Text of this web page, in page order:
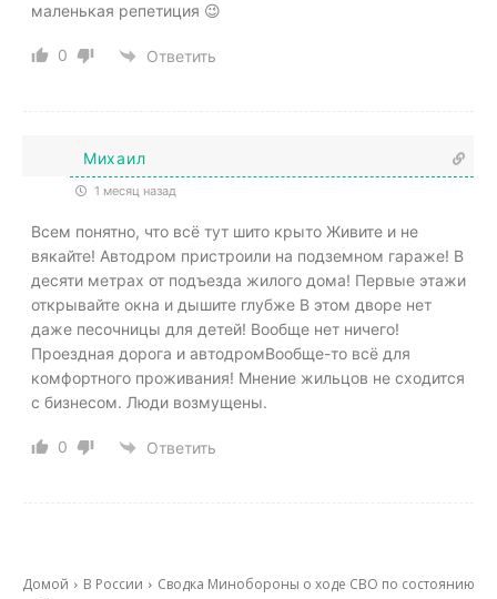
маленькая репетиция 😉
0 Ответить
Михаил
1 месяц назад
Всем понятно, что всё тут шито крыто Живите и не
вякайте! Автодром пристроили на подземном гараже! В
десяти метрах от подъезда жилого дома! Первые этажи
открывайте окна и дышите глубже В этом дворе нет
даже песочницы для детей! Вообще нет ничего!
Проездная дорога и автодромВообще-то всё для
комфортного проживания! Мнение жильцов не сходится
с бизнесом. Люди возмущены.
0 Ответить